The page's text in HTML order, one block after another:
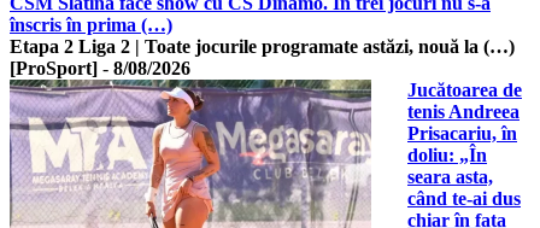
înscris în prima (…)
Etapa 2 Liga 2 | Toate jocurile programate astăzi, nouă la (…)
[ProSport] - 8/08/2026
Jucătoarea de
tenis Andreea
Prisacariu, în
doliu: „În
seara asta,
când te-ai dus
chiar în fața